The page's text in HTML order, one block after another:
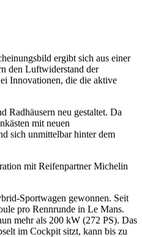
ergibt sich aus einer
den Luftwiderstand der
Innovationen, die die aktive
Radhäusern neu gestaltet. Da
mit neuen
sich unmittelbar hinter dem
mit Reifenpartner Michelin
Sportwagen gewonnen. Seit
pro Rennrunde in Le Mans.
mehr als 200 kW (272 PS). Das
im Cockpit sitzt, kann bis zu